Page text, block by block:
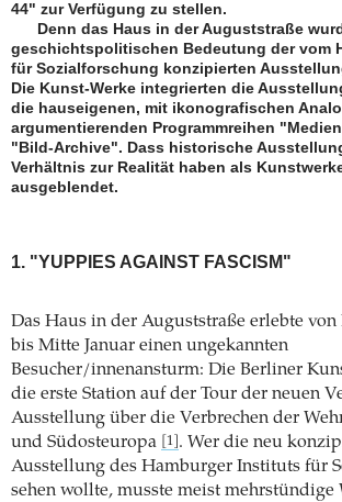
44" zur Verfügung zu stellen.
Denn das Haus in der Auguststraße
geschichtspolitischen Bedeutung der vom
für Sozialforschung konzipierten
Die Kunst-Werke integrierten die
die hauseigenen, mit ikonografischen
argumentierenden Programmreihen
"Bild-Archive". Dass historische
Verhältnis zur Realität haben als
ausgeblendet.
1. "YUPPIES AGAINST FASCISM"
Das Haus in der Auguststraße erlebte
bis Mitte Januar einen ungekannten
Besucher/innenansturm: Die Berliner
die erste Station auf der Tour der neuen
Ausstellung über die Verbrechen der
und Südosteuropa
[1] . Wer die neu
Ausstellung des Hamburger Instituts für
sehen wollte, musste meist mehrstündige